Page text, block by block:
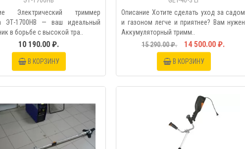
Электрический триммер
ЭТ-1700НВ — ваш идеальный
в борьбе с высокой тра..
10 190.00 ₽.
В КОРЗИНУ
Описание Хотите сделать уход за садом
и газоном легче и приятнее? Вам нужен
Аккумуляторный тримм..
15 290.00 ₽.
14 500.00 ₽.
В КОРЗИНУ
БЫСТРЫЙ ПРОСМОТР